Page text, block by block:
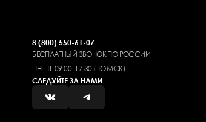
8 (800) 550-61-07
БЕСПЛАТНЫЙ ЗВОНОК ПО РОССИИ
ПН–ПТ: 09:00–17:30 (ПО МСК)
СЛЕДУЙТЕ ЗА НАМИ